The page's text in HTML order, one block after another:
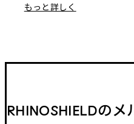
もっと詳しく
RHINOSHIELDの